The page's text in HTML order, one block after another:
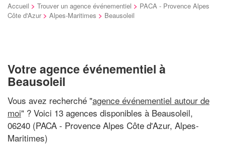
Accueil > Trouver un agence événementiel > PACA - Provence Alpes
Côte d'Azur > Alpes-Maritimes > Beausoleil
Votre agence événementiel à
Beausoleil
Vous avez recherché "agence événementiel autour de
moi" ? Voici 13 agences disponibles à Beausoleil,
06240 (PACA - Provence Alpes Côte d'Azur, Alpes-
Maritimes)